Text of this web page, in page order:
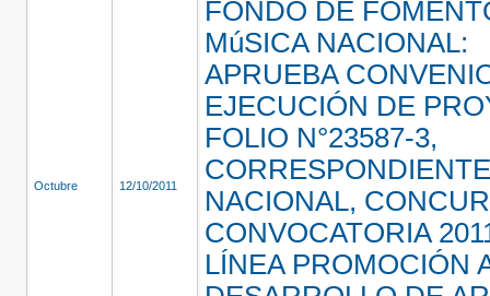
Octubre 12/10/2011
FONDO DE
MúSICA NACIONAL:
APRUEBA
EJECUCIÓN DE
FOLIO N°23587-3,
NACIONAL,
CONVOCATORIA
LÍNEA PROMOCIÓN